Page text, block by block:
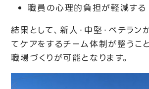
職員の心理的負担が軽減する
結果として、新人・中堅・ベテラ
てケアをするチーム体制が整うこ
職場づくりが可能となります。